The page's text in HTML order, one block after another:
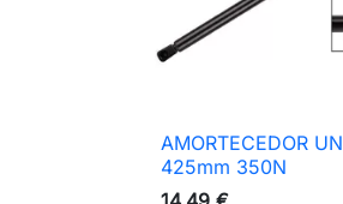
 Vista
AMORTECEDOR
425mm 350N